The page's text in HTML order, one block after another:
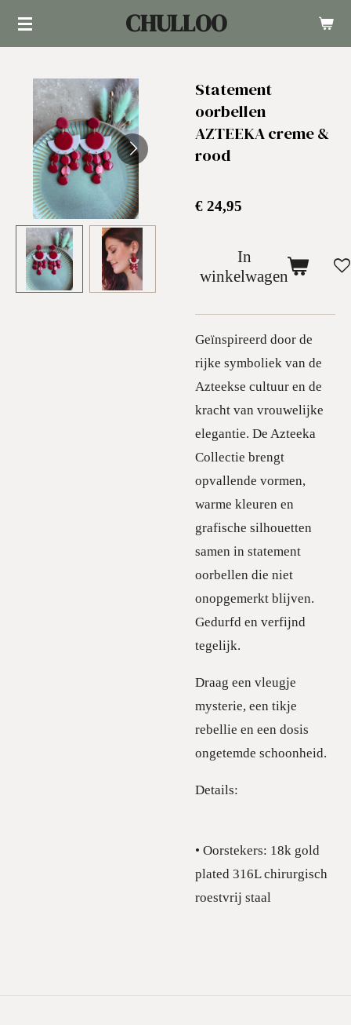
Ga
hoofdinhoud
CHULLOO
Statement
oorbellen
AZTEEKA creme &
rood
€ 24,95
In
winkelwagen
Geïnspireerd door de
rijke symboliek van de
Azteekse cultuur en de
kracht van vrouwelijke
elegantie. De Azteeka
Collectie brengt
opvallende vormen,
warme kleuren en
grafische silhouetten
samen in statement
oorbellen die niet
onopgemerkt blijven.
Gedurfd en verfijnd
tegelijk.
Draag een vleugje
mysterie, een tikje
rebellie en een dosis
ongetemde schoonheid.
Details:
• Oorstekers: 18k gold
plated 316L chirurgisch
roestvrij staal